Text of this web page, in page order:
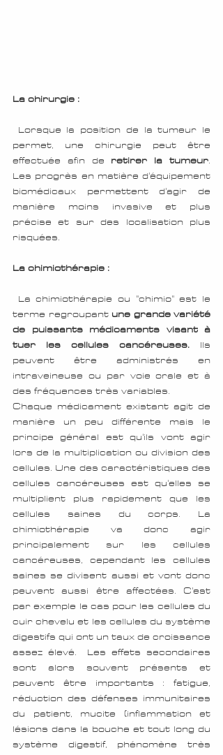
La chirurgie :
permet, une chirurgie peut être
effectuée afin de retirer la tumeur.
Les progrès en matière d'équipement
biomédicaux permettent d'agir de
manière moins invasive et plus
précise et sur des localisation plus
risquées.
La chimiothérapie :
terme regroupant une grande variété
de puissants médicaments visant à
tuer les cellules cancéreuses. Ils
peuvent être administrés en
intraveineuse ou par voie orale et à
des fréquences très variables.
Chaque médicament existant agit de
manière un peu différente mais le
principe général est qu'ils vont agir
lors de la multiplication ou division des
cellules. Une des caractéristiques des
cellules cancéreuses est qu'elles se
multiplient plus rapidement que les
cellules saines du corps. La
chimiothérapie va donc agir
principalement sur les cellules
cancéreuses, cependant les cellules
saines se divisent aussi et vont donc
peuvent aussi être affectées. C'est
par exemple le cas pour les cellules du
cuir chevelu et les cellules du système
digestifs qui ont un taux de croissance
assez élevé.  Les effets secondaires
sont alors souvent présents et
peuvent être importants : fatigue,
réduction des défenses immunitaires
du patient, mucite (inflammation et
lésions dans la bouche et tout long du
système digestif, phénomène très